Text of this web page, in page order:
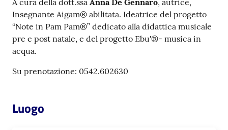
Patto
per
la
lettura
Seguici
su
A cura della dott.ssa Anna De Gennaro, autrice,
Insegnante Aigam® abilitata. Ideatrice del progetto
“Note in Pam Pam®” dedicato alla didattica musicale
pre e post natale, e del progetto Ebu'®- musica in
acqua.
Su prenotazione: 0542.602630
Luogo